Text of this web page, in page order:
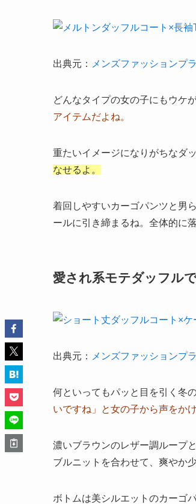
出典元： メンズファッションプ
どんなタイプの女の子にもウケ
アイテムだよね。
重たいイメージになりがちなダ
なせるよ。
着回しやすいカーゴパンツと男
ールに引き締まるね。全体的に
愛され系モテダッフル
出典元： メンズファッションプ
何といってもパッと目を引く冬
いですね」と女の子から声をか
濃いブラウンのレザー調ループ
ブルニットを合わせて、爽やか
ボトムは美シルエットのカーゴ